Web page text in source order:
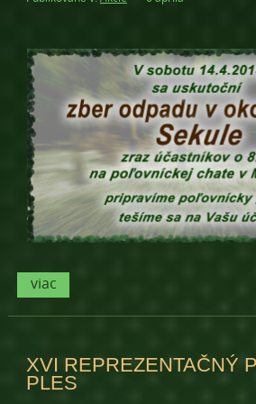
viac
XVI REPREZENTAČNÝ
PLES